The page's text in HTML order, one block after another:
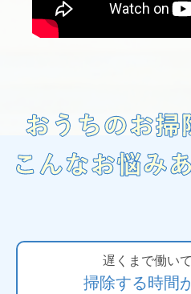
遅くまで働い
掃除する時間